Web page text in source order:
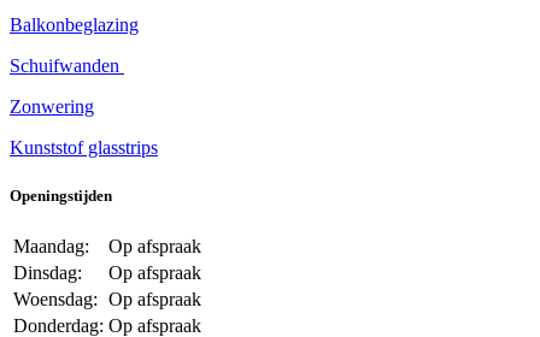
Balkonbeglazing
Schuifwanden
Zonwering
Kunststof glasstrips
Openingstijden
Maandag:
Op afspraak
Dinsdag:
Op afspraak
Woensdag: Op afspraak
Donderdag: Op afspraak